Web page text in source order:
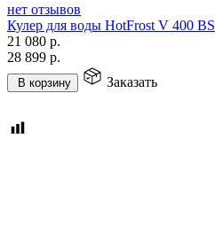
нет отзывов
Кулер для воды HotFrost V 400 BS
21 080 р.
28 899 р.
В корзину Заказать